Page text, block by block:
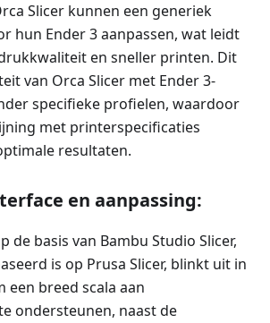
Slicer kunnen een generiek
hun Ender 3 aanpassen, wat leidt
en sneller printen. Dit
van Orca Slicer met Ender 3-
specifieke profielen, waardoor
met printerspecificaties
resultaten.
en aanpassing:
de basis van Bambu Studio Slicer,
is op Prusa Slicer, blinkt uit in
een breed scala aan
ondersteunen, naast de